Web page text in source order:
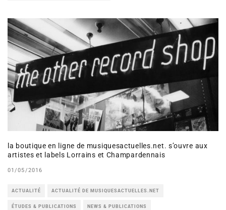
la boutique en ligne de musiquesactuelles.net. s’ouvre aux
artistes et labels Lorrains et Champardennais
01/05/2016
ACTUALITÉ ACTUALITÉ DE MUSIQUESACTUELLES.NET
ÉTUDES & PUBLICATIONS NEWS & PUBLICATIONS